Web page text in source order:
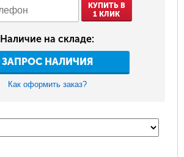
КУПИТЬ В
1 КЛИК
Наличие на складе:
ЗАПРОС НАЛИЧИЯ
Как оформить заказ?